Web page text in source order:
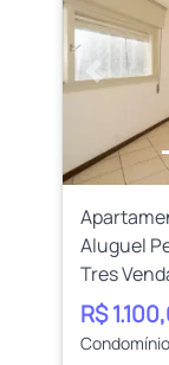
Anterior
Aluguel
Tres
R$